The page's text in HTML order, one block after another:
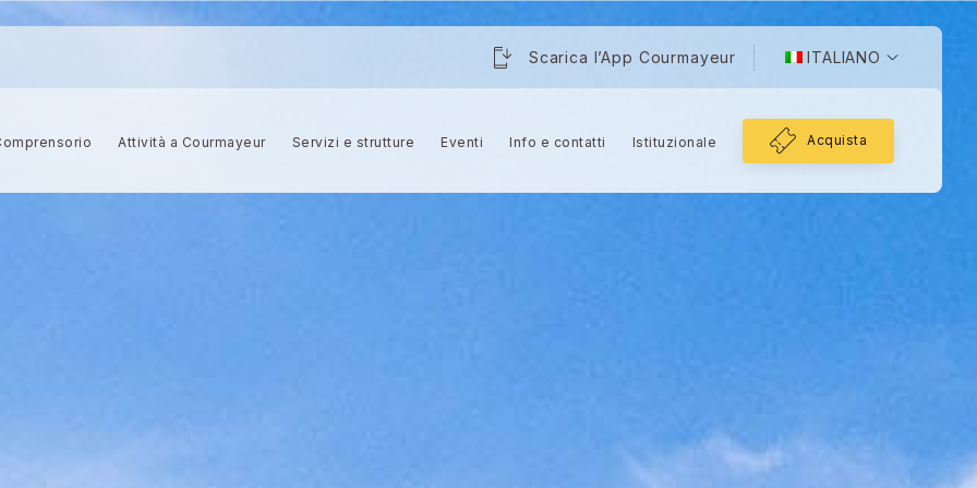
Scarica l’App Courmayeur ITALIANO
Attività a Courmayeur Servizi e strutture Eventi Info e contatti Istituzionale Acquista